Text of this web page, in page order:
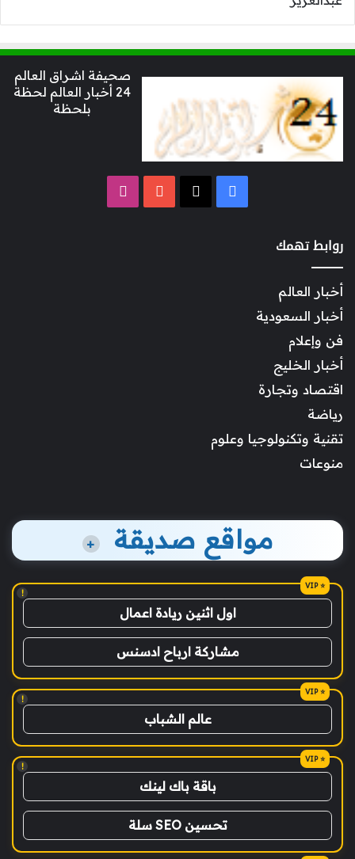
صحيفة اشراق العالم
24 أخبار العالم لحظة
بلحظة
فيسبوك ‫YouTube
روابط تهمك
أخبار العالم
أخبار السعودية
فن وإعلام
أخبار الخليج
اقتصاد وتجارة
رياضة
تقنية وتكنولوجيا وعلوم
منوعات
مواقع صديقة +
!
اول اثنين ريادة اعمال
مشاركة ارباح ادسنس
!
عالم الشباب
!
باقة باك لينك
تحسين SEO سلة